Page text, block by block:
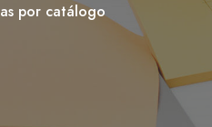
por catálogo